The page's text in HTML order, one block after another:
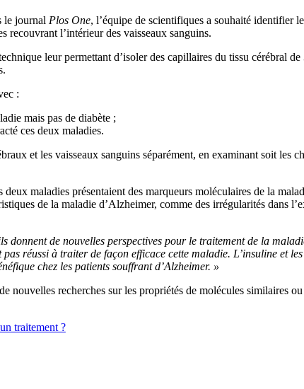
le journal Plos One, l’équipe de scientifiques a souhaité identifier
recouvrant l’intérieur des vaisseaux sanguins.
leur permettant d’isoler des capillaires du tissu cérébral
:
mais pas de diabète ;
ces deux maladies.
et les vaisseaux sanguins séparément, en examinant soit
maladies présentaient des marqueurs moléculaires de la
de la maladie d’Alzheimer, comme des irrégularités dans
donnent de nouvelles perspectives pour le traitement de la
réussi à traiter de façon efficace cette maladie. L’insuline et
chez les patients souffrant d’Alzheimer. »
nouvelles recherches sur les propriétés de molécules similaires
traitement ?